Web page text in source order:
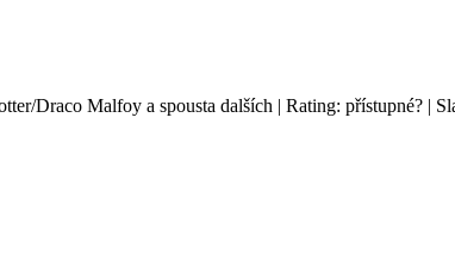
Draco Malfoy a spousta dalších | Rating: přístupné? |